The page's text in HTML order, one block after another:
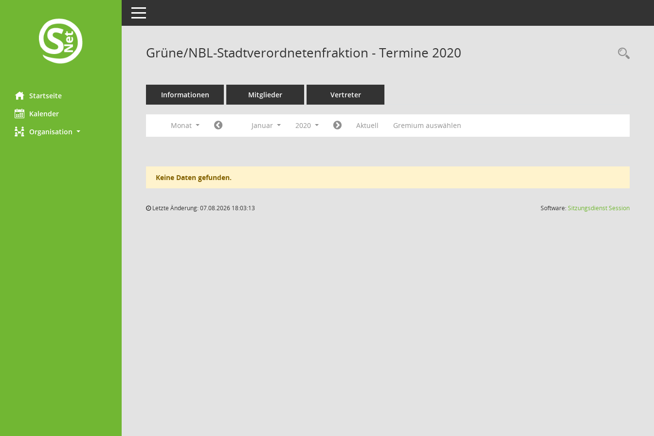
Startseite
Kalender
Organisation
Toggle navigation
Grüne/NBL-Stadtverordnetenfraktion - Termine 2020
Informationen Mitglieder Vertreter
Monat Januar 2020 Aktuell Gremium auswählen
Keine Daten gefunden.
Letzte Änderung: 07.08.2026 18:03:13 Software:SitzungsdienstSession(Wird in